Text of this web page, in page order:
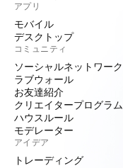
アプリ
モバイル
デスクトップ
コミュニティ
ソーシャルネットワーク
ラブウォール
お友達紹介
クリエイタープログラム
ハウスルール
モデレーター
アイデア
トレーディング